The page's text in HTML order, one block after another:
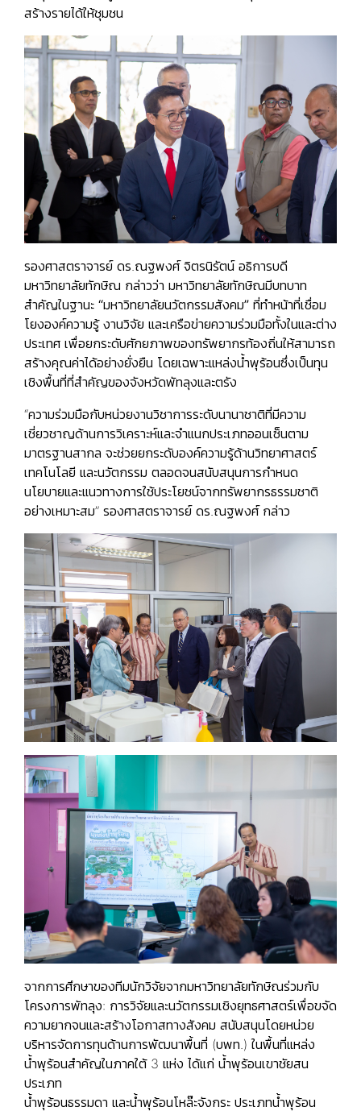
สร้างรายได้ให้ชุมชน
รองศาสตราจารย์ ดร.ณฐพงศ์ จิตรนิรัตน์ อธิการบดี
มหาวิทยาลัยทักษิณ กล่าวว่า มหาวิทยาลัยทักษิณมีบทบาท
สำคัญในฐานะ “มหาวิทยาลัยนวัตกรรมสังคม” ที่ทำหน้าที่เชื่อม
โยงองค์ความรู้ งานวิจัย และเครือข่ายความร่วมมือทั้งในและต่าง
ประเทศ เพื่อยกระดับศักยภาพของทรัพยากรท้องถิ่นให้สามารถ
สร้างคุณค่าได้อย่างยั่งยืน โดยเฉพาะแหล่งน้ำพุร้อนซึ่งเป็นทุน
เชิงพื้นที่ที่สำคัญของจังหวัดพัทลุงและตรัง
“ความร่วมมือกับหน่วยงานวิชาการระดับนานาชาติที่มีความ
เชี่ยวชาญด้านการวิเคราะห์และจำแนกประเภทออนเซ็นตาม
มาตรฐานสากล จะช่วยยกระดับองค์ความรู้ด้านวิทยาศาสตร์
เทคโนโลยี และนวัตกรรม ตลอดจนสนับสนุนการกำหนด
นโยบายและแนวทางการใช้ประโยชน์จากทรัพยากรธรรมชาติ
อย่างเหมาะสม” รองศาสตราจารย์ ดร.ณฐพงศ์ กล่าว
จากการศึกษาของทีมนักวิจัยจากมหาวิทยาลัยทักษิณร่วมกับ
โครงการพัทลุง: การวิจัยและนวัตกรรมเชิงยุทธศาสตร์เพื่อขจัด
ความยากจนและสร้างโอกาสทางสังคม สนับสนุนโดยหน่วย
บริหารจัดการทุนด้านการพัฒนาพื้นที่ (บพท.) ในพื้นที่แหล่ง
น้ำพุร้อนสำคัญในภาคใต้ 3 แห่ง ได้แก่ น้ำพุร้อนเขาชัยสน
ประเภท
น้ำพุร้อนธรรมดา และน้ำพุร้อนโหล๊ะจังกระ ประเภทน้ำพุร้อน